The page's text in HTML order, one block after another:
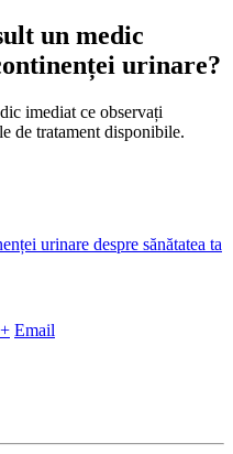
un medic
urinare?
imediat ce observați
de tratament disponibile.
urinare despre sănătatea ta
Email